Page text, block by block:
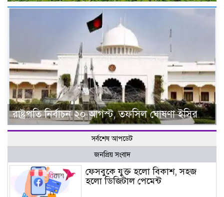
রাষ্ট্রপতি নির্বাচন ২০ আগস্ট, তফসিল ঘোষণা ইসির
সর্বশেষ আপডেট
জনপ্রিয় সংবাদ
ফেসবুকে যুক্ত হলো বিকাশ, সহজ
হলো ডিজিটাল পেমেন্ট